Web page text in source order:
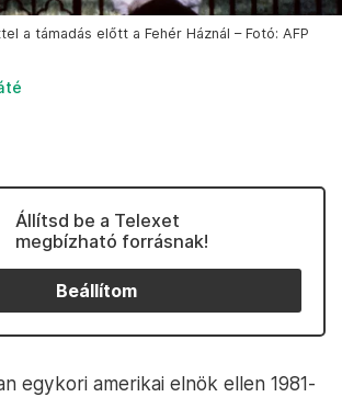
a támadás előtt a Fehér Háznál – Fotó: AFP
Állítsd be a Telexet
megbízható forrásnak!
Beállítom
egykori amerikai elnök ellen 1981-